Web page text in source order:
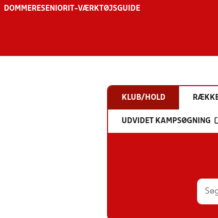
DOMMERESENIOR IT-VÆRKTØJSGUIDE
KLUB/HOLD
UDVIDET KAMPSØGNING